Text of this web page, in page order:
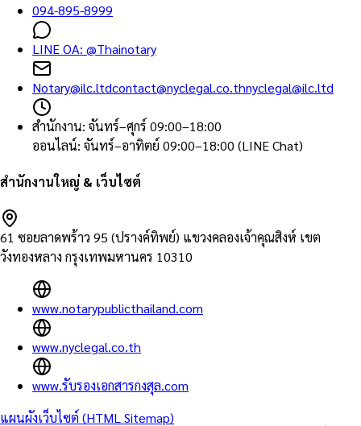
094-895-8999
LINE OA: @Thainotary
Notary@ilc.ltdcontact@nyclegal.co.thnyclegal@ilc.ltd
สำนักงาน: จันทร์–ศุกร์ 09:00–18:00
ออนไลน์: จันทร์–อาทิตย์ 09:00–18:00 (LINE Chat)
สำนักงานใหญ่ & เว็บไซต์
61 ซอยลาดพร้าว 95 (ปรางค์ทิพย์) แขวงคลองเจ้าคุณสิงห์ เขต
วังทองหลาง กรุงเทพมหานคร 10310
www.notarypublicthailand.com
www.nyclegal.co.th
www.รับรองเอกสารกงสุล.com
แผนผังเว็บไซต์ (HTML Sitemap)